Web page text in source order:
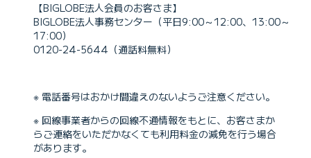
【BIGLOBE法人会員のお客さま】
BIGLOBE法人事務センター（平日9:00～12:00、13:00～
17:00）
0120-24-5644（通話料無料）
※ 電話番号はおかけ間違えのないようご注意ください。
※ 回線事業者からの回線不通情報をもとに、お客さまか
らご連絡をいただかなくても利用料金の減免を行う場合
があります。